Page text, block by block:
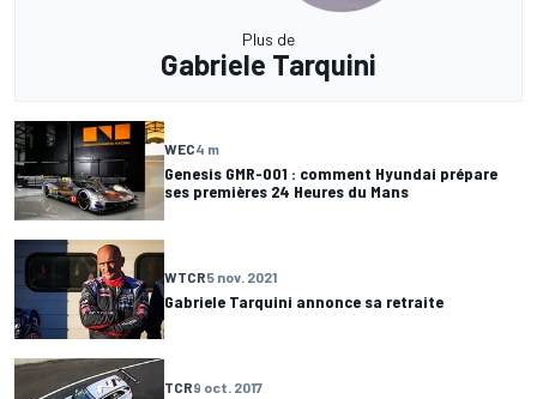
Plus de
Gabriele Tarquini
WEC4 m
Genesis GMR-001 : comment Hyundai prépare
ses premières 24 Heures du Mans
WTCR5 nov. 2021
Gabriele Tarquini annonce sa retraite
TCR9 oct. 2017